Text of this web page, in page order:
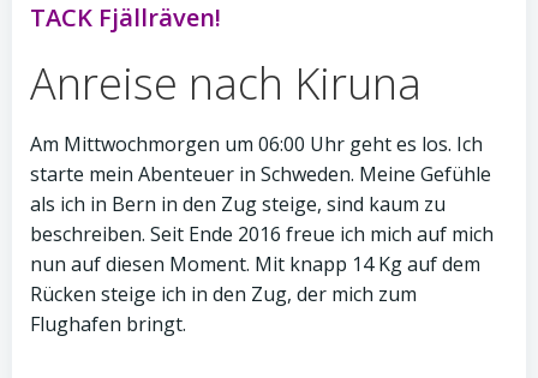
TACK Fjällräven!
Anreise nach Kiruna
Am Mittwochmorgen um 06:00 Uhr geht es los. Ich
starte mein Abenteuer in Schweden. Meine Gefühle
als ich in Bern in den Zug steige, sind kaum zu
beschreiben. Seit Ende 2016 freue ich mich auf mich
nun auf diesen Moment. Mit knapp 14 Kg auf dem
Rücken steige ich in den Zug, der mich zum
Flughafen bringt.